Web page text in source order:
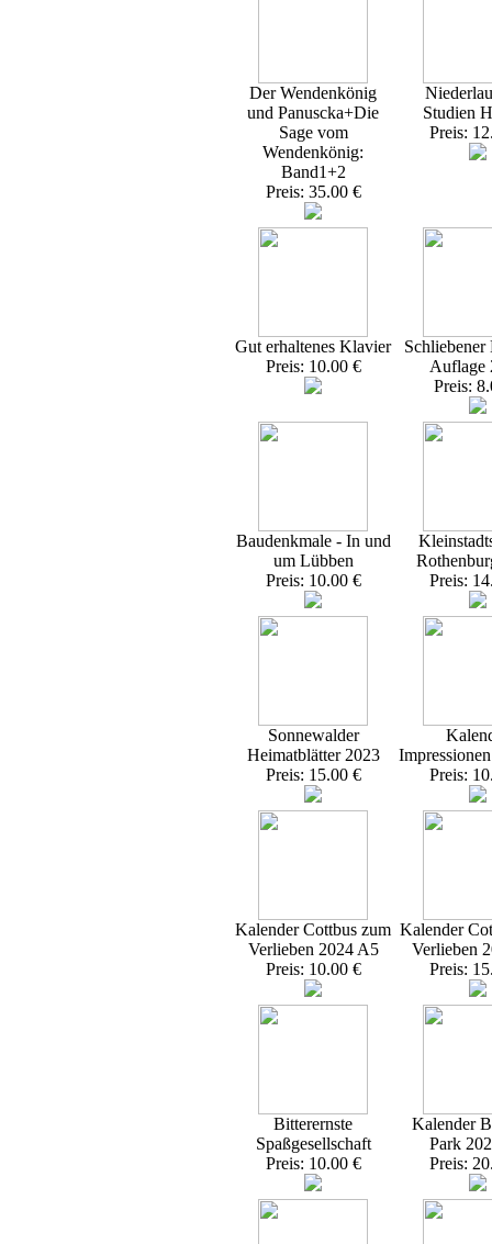
Der Wendenkönig
und Panuscka+Die
Sage vom
Wendenkönig:
Band1+2
Preis: 35.00 €
Studien
Preis:
Gut erhaltenes Klavier
Preis: 10.00 €
Schliebener
Auflage
Preis:
Baudenkmale - In und
um Lübben
Preis: 10.00 €
Preis:
Sonnewalder
Heimatblätter 2023
Preis: 15.00 €
Preis:
Kalender Cottbus zum
Verlieben 2024 A5
Preis: 10.00 €
Kalender
Verlieben
Preis:
Bitterernste
Spaßgesellschaft
Preis: 10.00 €
Kalender
Park
Preis: